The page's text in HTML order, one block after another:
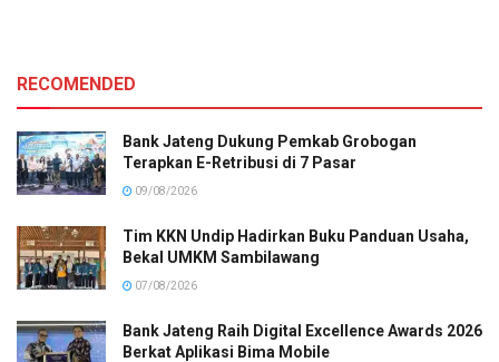
RECOMENDED
Bank Jateng Dukung Pemkab Grobogan
Terapkan E-Retribusi di 7 Pasar
09/08/2026
Tim KKN Undip Hadirkan Buku Panduan Usaha,
Bekal UMKM Sambilawang
07/08/2026
Bank Jateng Raih Digital Excellence Awards 2026
Berkat Aplikasi Bima Mobile